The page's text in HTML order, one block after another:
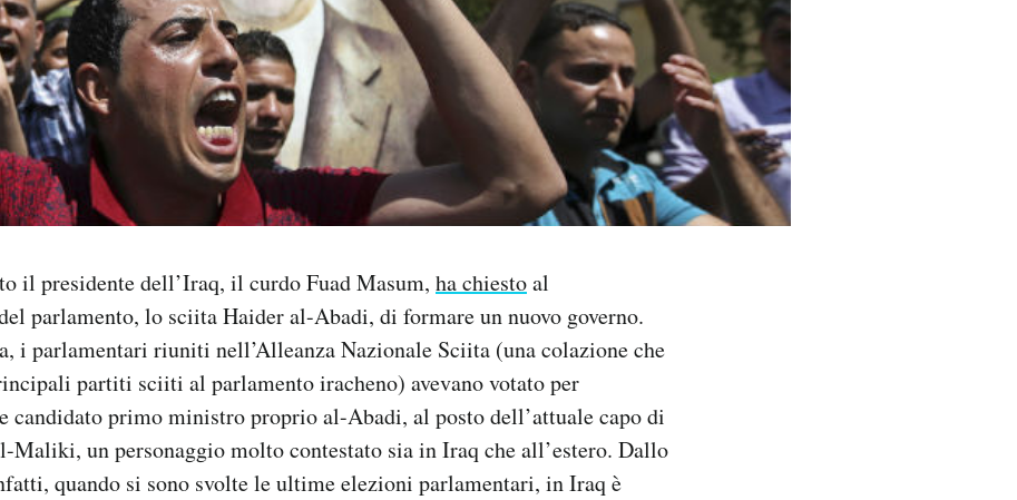
il presidente dell’Iraq, il curdo Fuad Masum, ha chiestoal
parlamento, lo sciita Haider al-Abadi, di formare un nuovo governo.
i parlamentari riuniti nell’Alleanza Nazionale Sciita (una colazione che
partiti sciiti al parlamento iracheno) avevano votato per
candidato primo ministro proprio al-Abadi, al posto dell’attuale capo di
Maliki, un personaggio molto contestato sia in Iraq che all’estero. Dallo
quando si sono svolte le ultime elezioni parlamentari, in Iraq è